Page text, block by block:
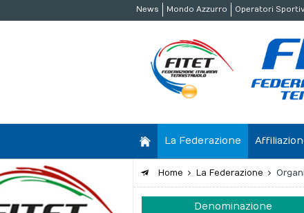
News Mondo Azzurro Operatori
La Federazione
Home La Federazione
Denominazione